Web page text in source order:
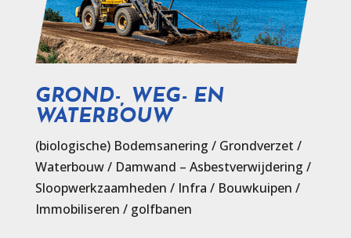
GROND-, WEG- EN
WATERBOUW
(biologische) Bodemsanering / Grondverzet /
Waterbouw / Damwand – Asbestverwijdering /
Sloopwerkzaamheden / Infra / Bouwkuipen /
Immobiliseren / golfbanen